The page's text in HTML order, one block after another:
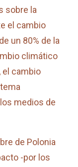
sobre la
el cambio
un 80% de la
climático
el cambio
medios de
de Polonia
-por los